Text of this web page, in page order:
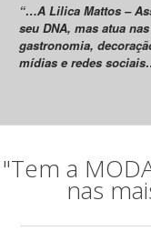
“…A Lilica Mattos –
seu DNA, mas atua
gastronomia,
mídias e redes
"Tem a
nas